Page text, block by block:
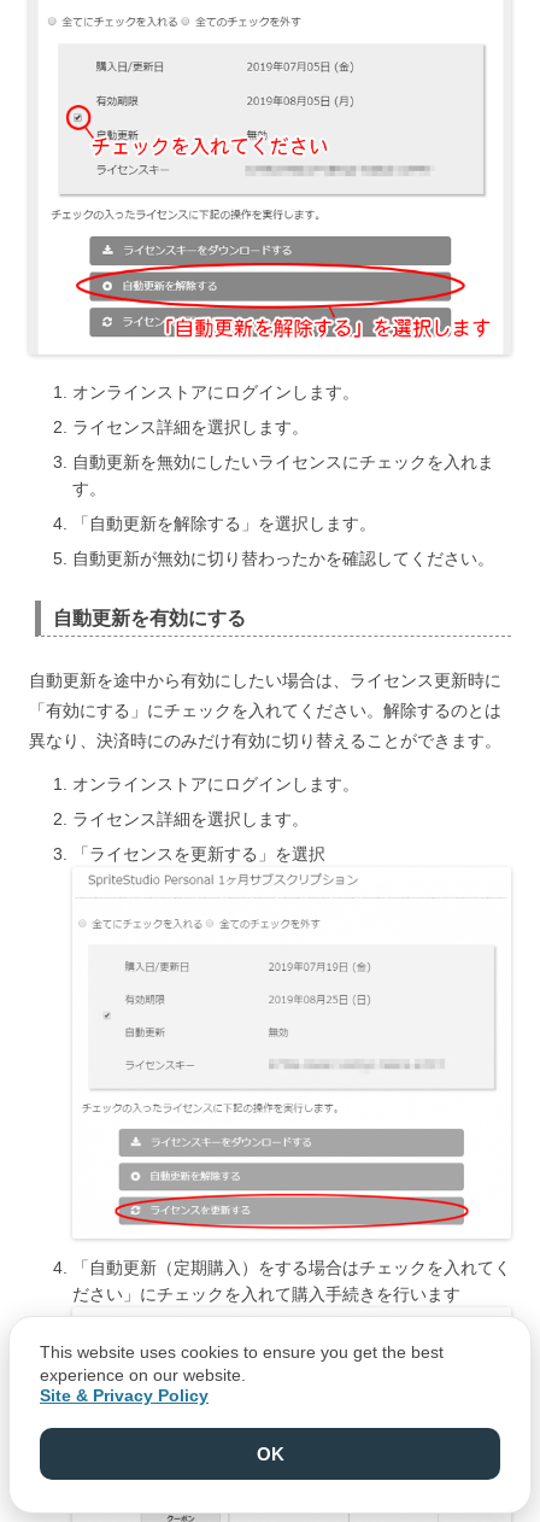
オンラインストアにログインします。
ライセンス詳細を選択します。
自動更新を無効にしたいライセンスにチェックを入れま
す。
「自動更新を解除する」を選択します。
自動更新が無効に切り替わったかを確認してください。
自動更新を有効にする
自動更新を途中から有効にしたい場合は、ライセンス更新時に
「有効にする」にチェックを入れてください。解除するのとは
異なり、決済時にのみだけ有効に切り替えることができます。
オンラインストアにログインします。
ライセンス詳細を選択します。
「ライセンスを更新する」を選択
「自動更新（定期購入）をする場合はチェックを入れてく
ださい」にチェックを入れて購入手続きを行います
This website uses cookies to ensure you get the best
experience on our website.
Site & Privacy Policy
OK